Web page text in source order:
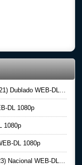
WEB-DL 1080p
DL 1080p
1080p
DL 1080p
WEB-DL 1080p